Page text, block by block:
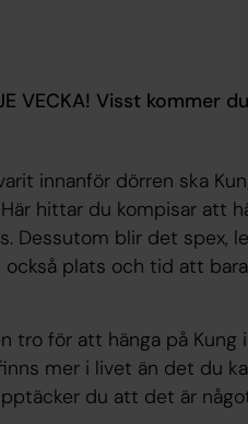
VECKA! Visst kommer
innanför dörren ska
hittar du kompisar att
Dessutom blir det spex,
plats och tid att
tro för att hänga på Kung i
mer i livet än det du
du att det är